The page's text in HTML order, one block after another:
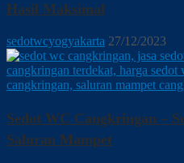
Hasil Maksimal
sedotwcyogyakarta 27/12/2023
Sedot WC Cangkringan –
Saluran Mampet